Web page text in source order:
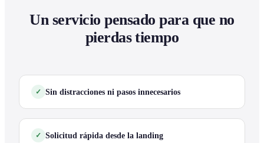
Un servicio pensado para que no
pierdas tiempo
Sin distracciones ni pasos innecesarios
Solicitud rápida desde la landing